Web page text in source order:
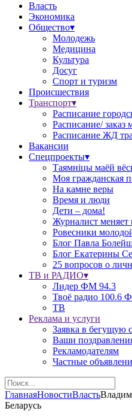
Власть
Экономика
Общество▾
Молодежь
Медицина
Культура
Досуг
Спорт и туризм
Происшествия
Транспорт▾
Расписание
Расписание/ заказ
Расписание ЖД
Вакансии
Спецпроекты▾
Таямніцы маёй
Моя гражданская
На камне веры
Время и люди
Дети – дома!
Журналист
Ровесники
Блог Павла
Блог Екатерины
25 вопросов о
ТВ и РАДИО▾
Лидер ФМ 94.3
Твоё радио 100.6
ТВ
Реклама и услуги
Заявка в бегущую
Ваши
Рекламодателям
Частные
ГлавнаяНовостиВласть
Беларусь